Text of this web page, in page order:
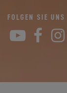
FOLGEN SIE UNS
YouTube